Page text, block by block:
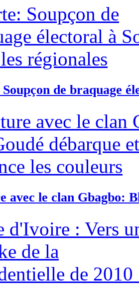
de braquage
avec le clan Gbagbo: